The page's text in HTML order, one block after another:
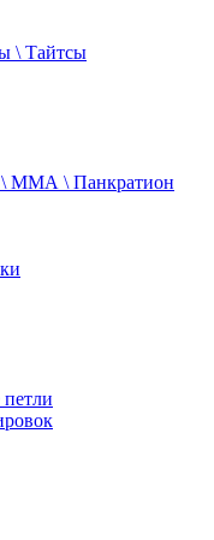
\ Тайтсы
\ ММА \ Панкратион